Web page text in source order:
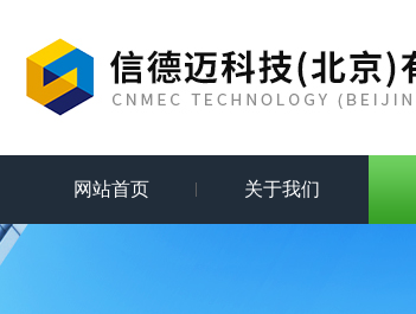
网站首页 关于我们